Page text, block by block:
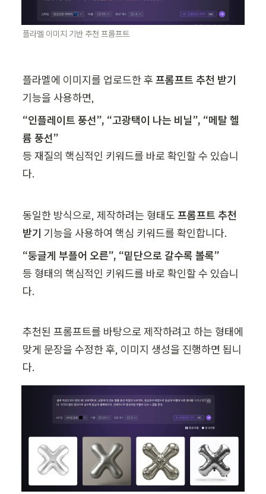
플라멜 이미지 기반 추천 프롬프트
플라멜에 이미지를 업로드한 후 프롬프트 추천 받기
기능을 사용하면,
“인플레이트 풍선”, “고광택이 나는 비닐”, “메탈 헬
등 재질의 핵심적인 키워드를 바로 확인할 수 있습니
다.
동일한 방식으로, 제작하려는 형태도 프롬프트 추천
받기 기능을 사용하여 핵심 키워드를 확인합니다.
등 형태의 핵심적인 키워드를 바로 확인할 수 있습니
다.
추천된 프롬프트를 바탕으로 제작하려고 하는 형태에
맞게 문장을 수정한 후, 이미지 생성을 진행하면 됩니
다.